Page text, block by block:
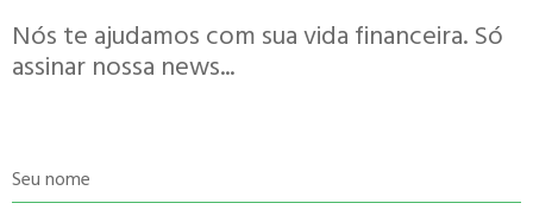
Nós te ajudamos com sua vida financeira. Só
assinar nossa news...
Seu nome